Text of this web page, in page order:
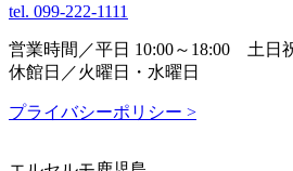
tel. 099-222-1111
営業時間／平日 10:00～18:00 土日
休館日／火曜日・水曜日
プライバシーポリシー >